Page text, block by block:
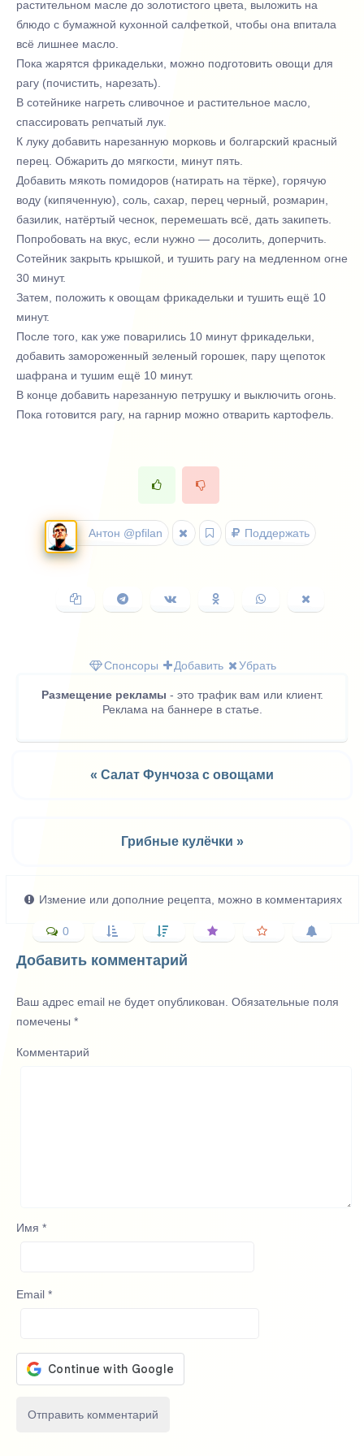
растительном масле до золотистого цвета, выложить на
блюдо с бумажной кухонной салфеткой, чтобы она впитала
всё лишнее масло.
Пока жарятся фрикадельки, можно подготовить овощи для
рагу (почистить, нарезать).
В сотейнике нагреть сливочное и растительное масло,
спассировать репчатый лук.
К луку добавить нарезанную морковь и болгарский красный
перец. Обжарить до мягкости, минут пять.
Добавить мякоть помидоров (натирать на тёрке), горячую
воду (кипяченную), соль, сахар, перец черный, розмарин,
базилик, натёртый чеснок, перемешать всё, дать закипеть.
Попробовать на вкус, если нужно — досолить, доперчить.
Сотейник закрыть крышкой, и тушить рагу на медленном огне
30 минут.
Затем, положить к овощам фрикадельки и тушить ещё 10
минут.
После того, как уже поварились 10 минут фрикадельки,
добавить замороженный зеленый горошек, пару щепоток
шафрана и тушим ещё 10 минут.
В конце добавить нарезанную петрушку и выключить огонь.
Пока готовится рагу, на гарнир можно отварить картофель.
Антон @pfilan Поддержать
Копировать
ссылку
Поделиться
в
Поделиться
ВКонтакте
Поделиться
в
Поделиться
в
в
Спонсоры
Добавить Убрать
Размещение рекламы - это трафик вам или клиент.
Реклама на баннере в статье.
« Салат Фунчоза с овощами
Грибные кулёчки »
Измение или дополние рецепта, можно в комментариях
0
Добавить комментарий
Ваш адрес email не будет опубликован. Обязательные поля
помечены *
Комментарий
Имя *
Email *